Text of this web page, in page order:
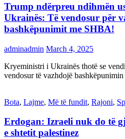
Trump ndërpreu ndihmën
Ukrainës: Të vendosur për
bashkëpunimit me SHBA!
adminadmin March 4, 2025
Kryeministri i Ukrainës thotë se
vendosur të vazhdojë
Bota, Lajme, Më të fundit, Rajoni,
Erdogan: Izraeli nuk do të
e shtetit palestinez